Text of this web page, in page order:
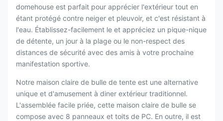
domehouse est parfait pour apprécier l'extérieur tout en
étant protégé contre neiger et pleuvoir, et c'est résistant à
l'eau. Établissez-facilement le et appréciez un pique-nique
de détente, un jour à la plage ou le non-respect des
distances de sécurité avec des amis à votre prochaine
manifestation sportive.
Notre maison claire de bulle de tente est une alternative
unique et d'amusement à diner extérieur traditionnel.
L'assemblée facile priée, cette maison claire de bulle se
compose avec 8 panneaux et toits de PC. En outre, il est